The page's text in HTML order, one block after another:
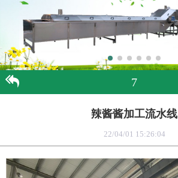
7
辣酱酱加工流水线
22/04/01 15:26:04